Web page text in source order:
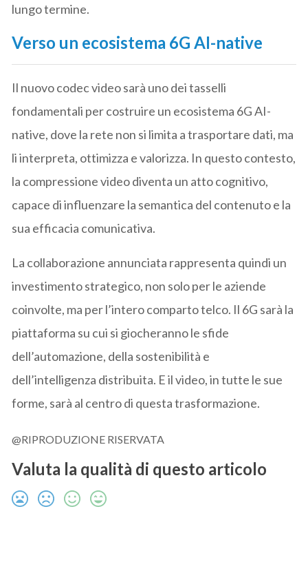
lungo termine.
Verso un ecosistema 6G AI-native
Il nuovo codec video sarà uno dei tasselli
fondamentali per costruire un ecosistema 6G AI-
native, dove la rete non si limita a trasportare dati, ma
li interpreta, ottimizza e valorizza. In questo contesto,
la compressione video diventa un atto cognitivo,
capace di influenzare la semantica del contenuto e la
sua efficacia comunicativa.
La collaborazione annunciata rappresenta quindi un
investimento strategico, non solo per le aziende
coinvolte, ma per l’intero comparto telco. Il 6G sarà la
piattaforma su cui si giocheranno le sfide
dell’automazione, della sostenibilità e
dell’intelligenza distribuita. E il video, in tutte le sue
forme, sarà al centro di questa trasformazione.
@RIPRODUZIONE RISERVATA
Valuta la qualità di questo articolo